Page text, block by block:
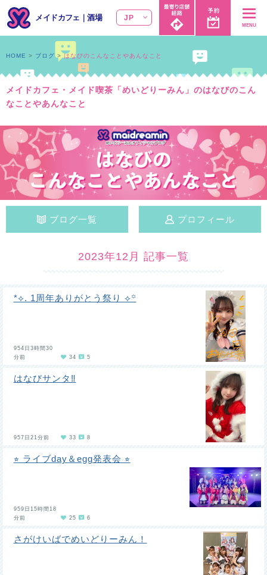
メイドカフェ ｜酒場 JP
MENU
メイドカフェ・メイド喫茶「めいどりーみん」のはなびのこん
なことやあんなこと
HOME ブログ はなびのこんなことやあんなこと
ブログ一覧 プロフィール
2023年12月 記事一覧
*⟡. 1周年ありがとう祭り ⟡꙳
954日3時間30
分前
34 5
はなびサンタ‼️
957日21分前 33 8
⭐︎ ライブday＆egg発表会 ⭐︎
959日15時間18
分前
25 6
さがけいばでめいどりーみん！